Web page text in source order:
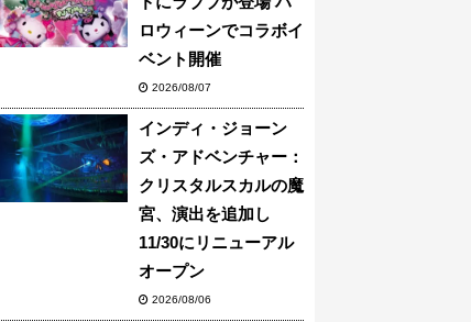
ロウィーンでコラボイ
ベント開催
2026/08/07
インディ・ジョーン
ズ・アドベンチャー：
クリスタルスカルの魔
宮、演出を追加し
11/30にリニューアル
オープン
2026/08/06